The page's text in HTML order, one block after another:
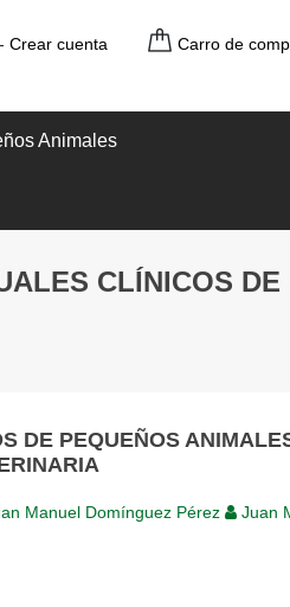
Crear cuenta Carro de
Animales
CLÍNICOS DE
DE PEQUEÑOS
Manuel Domínguez Pérez
Juan